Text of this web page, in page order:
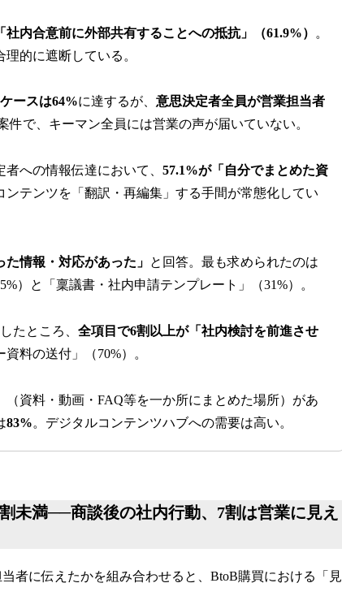
「社内合意前に外部共有することへの抵抗」（61.9%）
。
的に遮断している。
ースは64%に達するが、 意思決定者全員が営業担当者
件で、キーマン全員には営業の声が届いていない。
への情報伝達において、 57.1%が「自分でまとめた資
ンテンツを「翻訳・再編集」する手間が常態化してい
情報・対応があった」 と回答。最も求められたのは
）と「稟議書・社内申請テンプレート」（31%）。
たところ、 全項目で6割以上が「社内検討を前進させ
料の送付」（70%）。
（資料・動画・FAQ等を一か所にまとめた場所）があ
83%。デジタルコンテンツハブへの需要は高い。
未満──商談後の社内行動、7割は営業に見え
者に伝えたかを組み合わせると、BtoB購買における「見